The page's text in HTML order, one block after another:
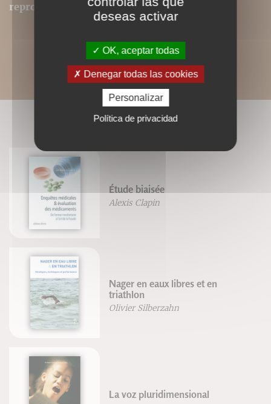
reproduits dans ce format.
LIVRES ASSOCIÉS
Étude biaisée
Alexis Clapin
Nager en eaux libres et en
triathlon
Olivier Silberzahn
La voz pluridimensional
deseas activar
OK, aceptar todas
Denegar todas las cookies
Personalizar
Política de privacidad